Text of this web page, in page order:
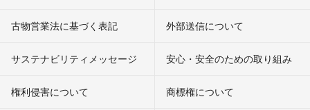
古物営業法に基づく表記 外部送信について
サステナビリティメッセージ 安心・安全のための取り組み
権利侵害について
商標権について